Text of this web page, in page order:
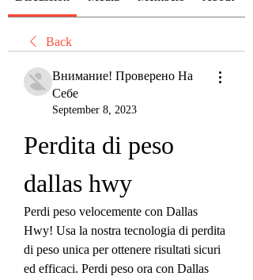
Back
Внимание! Проверено На
Себе
September 8, 2023
Perdita di peso
dallas hwy
Perdi peso velocemente con Dallas
Hwy! Usa la nostra tecnologia di perdita
di peso unica per ottenere risultati sicuri
ed efficaci. Perdi peso ora con Dallas